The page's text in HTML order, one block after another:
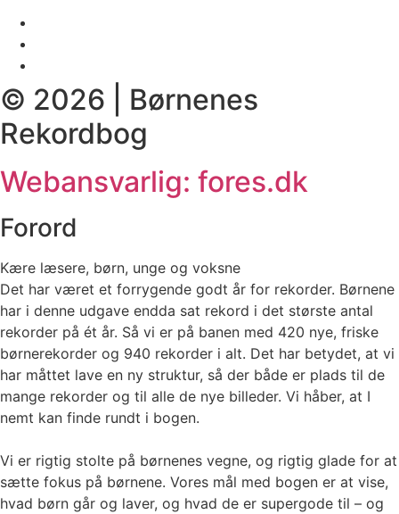
© 2026 | Børnenes
Rekordbog
Webansvarlig: fores.dk
Forord
Kære læsere, børn, unge og voksne
Det har været et forrygende godt år for rekorder. Børnene
har i denne udgave endda sat rekord i det største antal
rekorder på ét år. Så vi er på banen med 420 nye, friske
børnerekorder og 940 rekorder i alt. Det har betydet, at vi
har måttet lave en ny struktur, så der både er plads til de
mange rekorder og til alle de nye billeder. Vi håber, at I
nemt kan finde rundt i bogen.
Vi er rigtig stolte på børnenes vegne, og rigtig glade for at
sætte fokus på børnene. Vores mål med bogen er at vise,
hvad børn går og laver, og hvad de er supergode til – og